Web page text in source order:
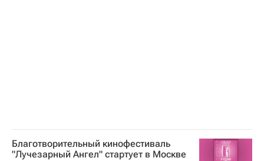
Благотворительный кинофестиваль
"Лучезарный Ангел" стартует в Москве